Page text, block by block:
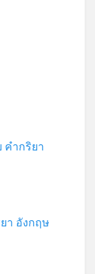
คำกริยา
า อังกฤษ